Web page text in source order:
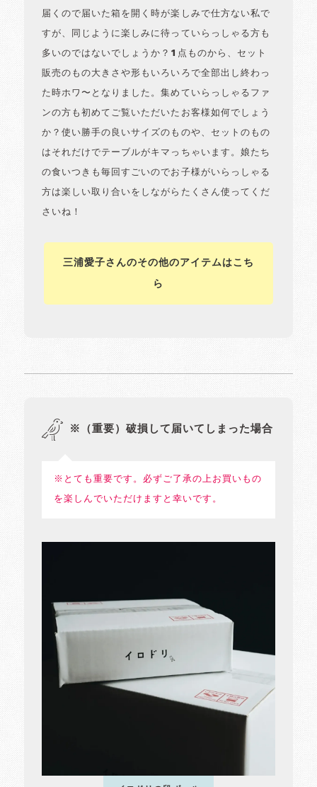
届くので届いた箱を開く時が楽しみで仕方ない私で
すが、同じように楽しみに待っていらっしゃる方も
多いのではないでしょうか？1点ものから、セット
販売のもの大きさや形もいろいろで全部出し終わっ
た時ホワ〜となりました。集めていらっしゃるファ
ンの方も初めてご覧いただいたお客様如何でしょう
か？使い勝手の良いサイズのものや、セットのもの
はそれだけでテーブルがキマっちゃいます。娘たち
の食いつきも毎回すごいのでお子様がいらっしゃる
方は楽しい取り合いをしながらたくさん使ってくだ
さいね！
三浦愛子さんのその他のアイテムはこち
ら
※（重要）破損して届いてしまった場合
※とても重要です。必ずご了承の上お買いもの
を楽しんでいただけますと幸いです。